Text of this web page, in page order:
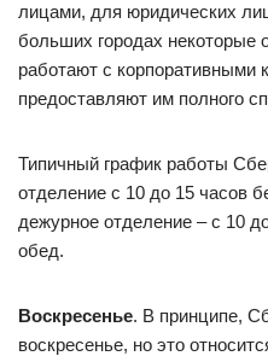
лицами, для юридических
больших городах некоторые
работают с корпоративными
предоставляют им полного
Типичный график работы
отделение с 10 до 15 часов
дежурное отделение – с 10
обед.
Воскресенье. В принципе,
воскресенье, но это